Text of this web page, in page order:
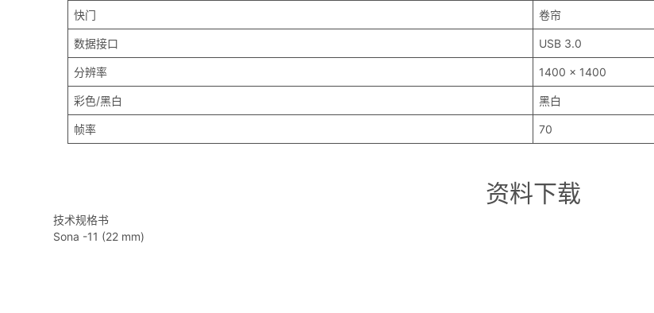
快门 卷帘
数据接口 USB 3.0
分辨率 1400 x 1400
彩色/黑白 黑白
帧率 70
资料下载
技术规格书
Sona -11 (22 mm)